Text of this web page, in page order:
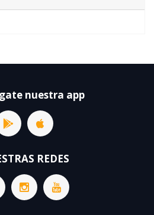
nuestra app
REDES